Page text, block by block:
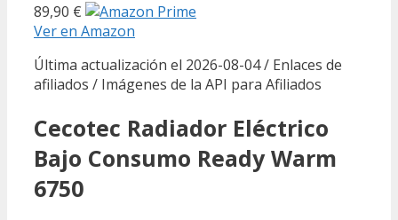
89,90 €
Ver en Amazon
Última actualización el 2026-08-04 / Enlaces de
afiliados / Imágenes de la API para Afiliados
Cecotec Radiador Eléctrico
Bajo Consumo Ready Warm
6750